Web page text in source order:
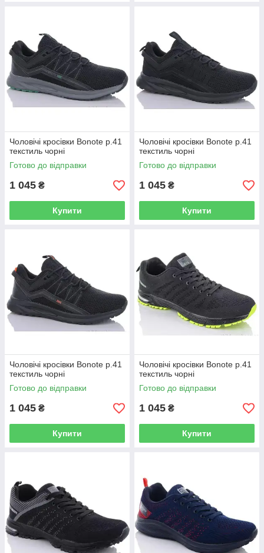
Чоловічі кросівки Bonote р.41
текстиль чорні
Готово до відправки
1 045 ₴
Купити
Чоловічі кросівки Bonote р.41
текстиль чорні
Готово до відправки
1 045 ₴
Купити
Чоловічі кросівки Bonote р.41
текстиль чорні
Готово до відправки
1 045 ₴
Купити
Чоловічі кросівки Bonote р.41
текстиль чорні
Готово до відправки
1 045 ₴
Купити